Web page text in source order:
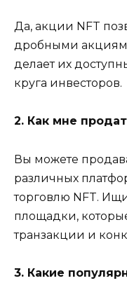
Да, акции NFT
дробными
делает их
круга инвесторов.
2. Как мне
Вы можете
различных
торговлю NFT.
площадки,
транзакции и
3. Какие